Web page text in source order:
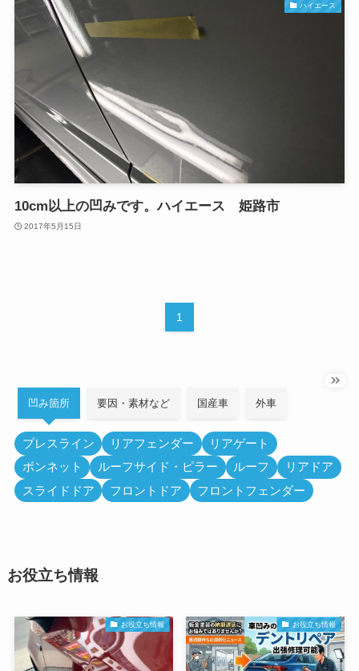
ハイエース
10cm以上の凹みです。ハイエース 姫路市
2017年5月15日
1
凹み箇所 要因・素材など 国産車 外車
プレスライン リアフェンダー
リアゲート
ボンネット
ルーフサイド・ピラー ルーフ
リアドア
スライドドア
フロントドア フロントフェンダー
お役立ち情報
お役立ち情報 お役立ち情報